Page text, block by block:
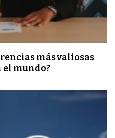
más valiosas
el mundo?